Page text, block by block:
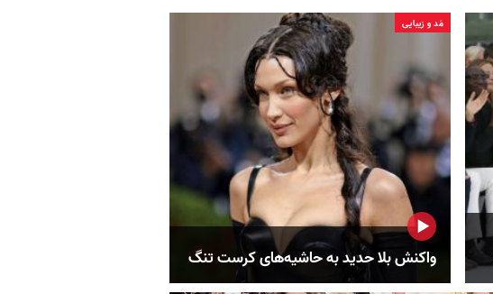
مُد و زیبایی
واکنش بلا حدید به حاشیه‌های کرست تنگ